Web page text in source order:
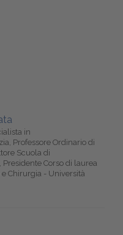
in
Professore Ordinario di
Scuola di
Corso di laurea
Chirurgia - Università